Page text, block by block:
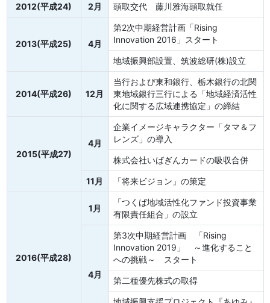
2012(平成24) 2月 頭取交代 藤川雅海頭取就任
2013(平成25) 4月
第2次中期経営計画「Rising
Innovation 2016」スタート
地域振興部設置、筑波総研(株)設立
2014(平成26) 12月
当行および東和銀行、栃木銀行の北関
東地域銀行三行による「地域経済活性
化に関する広域連携協定」の締結
2015(平成27)
4月
企業イメージキャラクター「タマ＆フ
レンズ」の導入
株式会社いばぎんカードの吸収合併
11月 「将来ビジョン」の策定
2016(平成28)
1月
「つくば地域活性化ファンド投資事業
有限責任組合」の設立
4月
第3次中期経営計画 「Rising
Innovation 2019」 ～進化すること
への挑戦～ スタート
第二種優先株式の取得